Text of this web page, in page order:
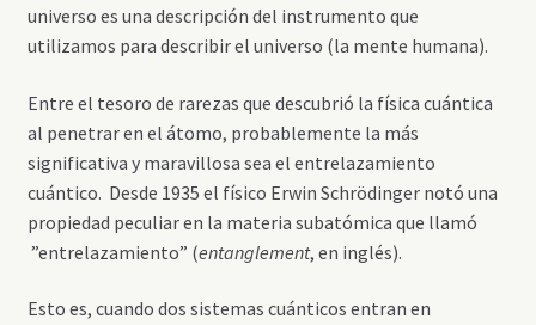
universo es una descripción del instrumento que
utilizamos para describir el universo (la mente humana).
Entre el tesoro de rarezas que descubrió la física cuántica
al penetrar en el átomo, probablemente la más
significativa y maravillosa sea el entrelazamiento
cuántico. Desde 1935 el físico Erwin Schrödinger notó una
propiedad peculiar en la materia subatómica que llamó
”entrelazamiento” (entanglement, en inglés).
Esto es, cuando dos sistemas cuánticos entran en